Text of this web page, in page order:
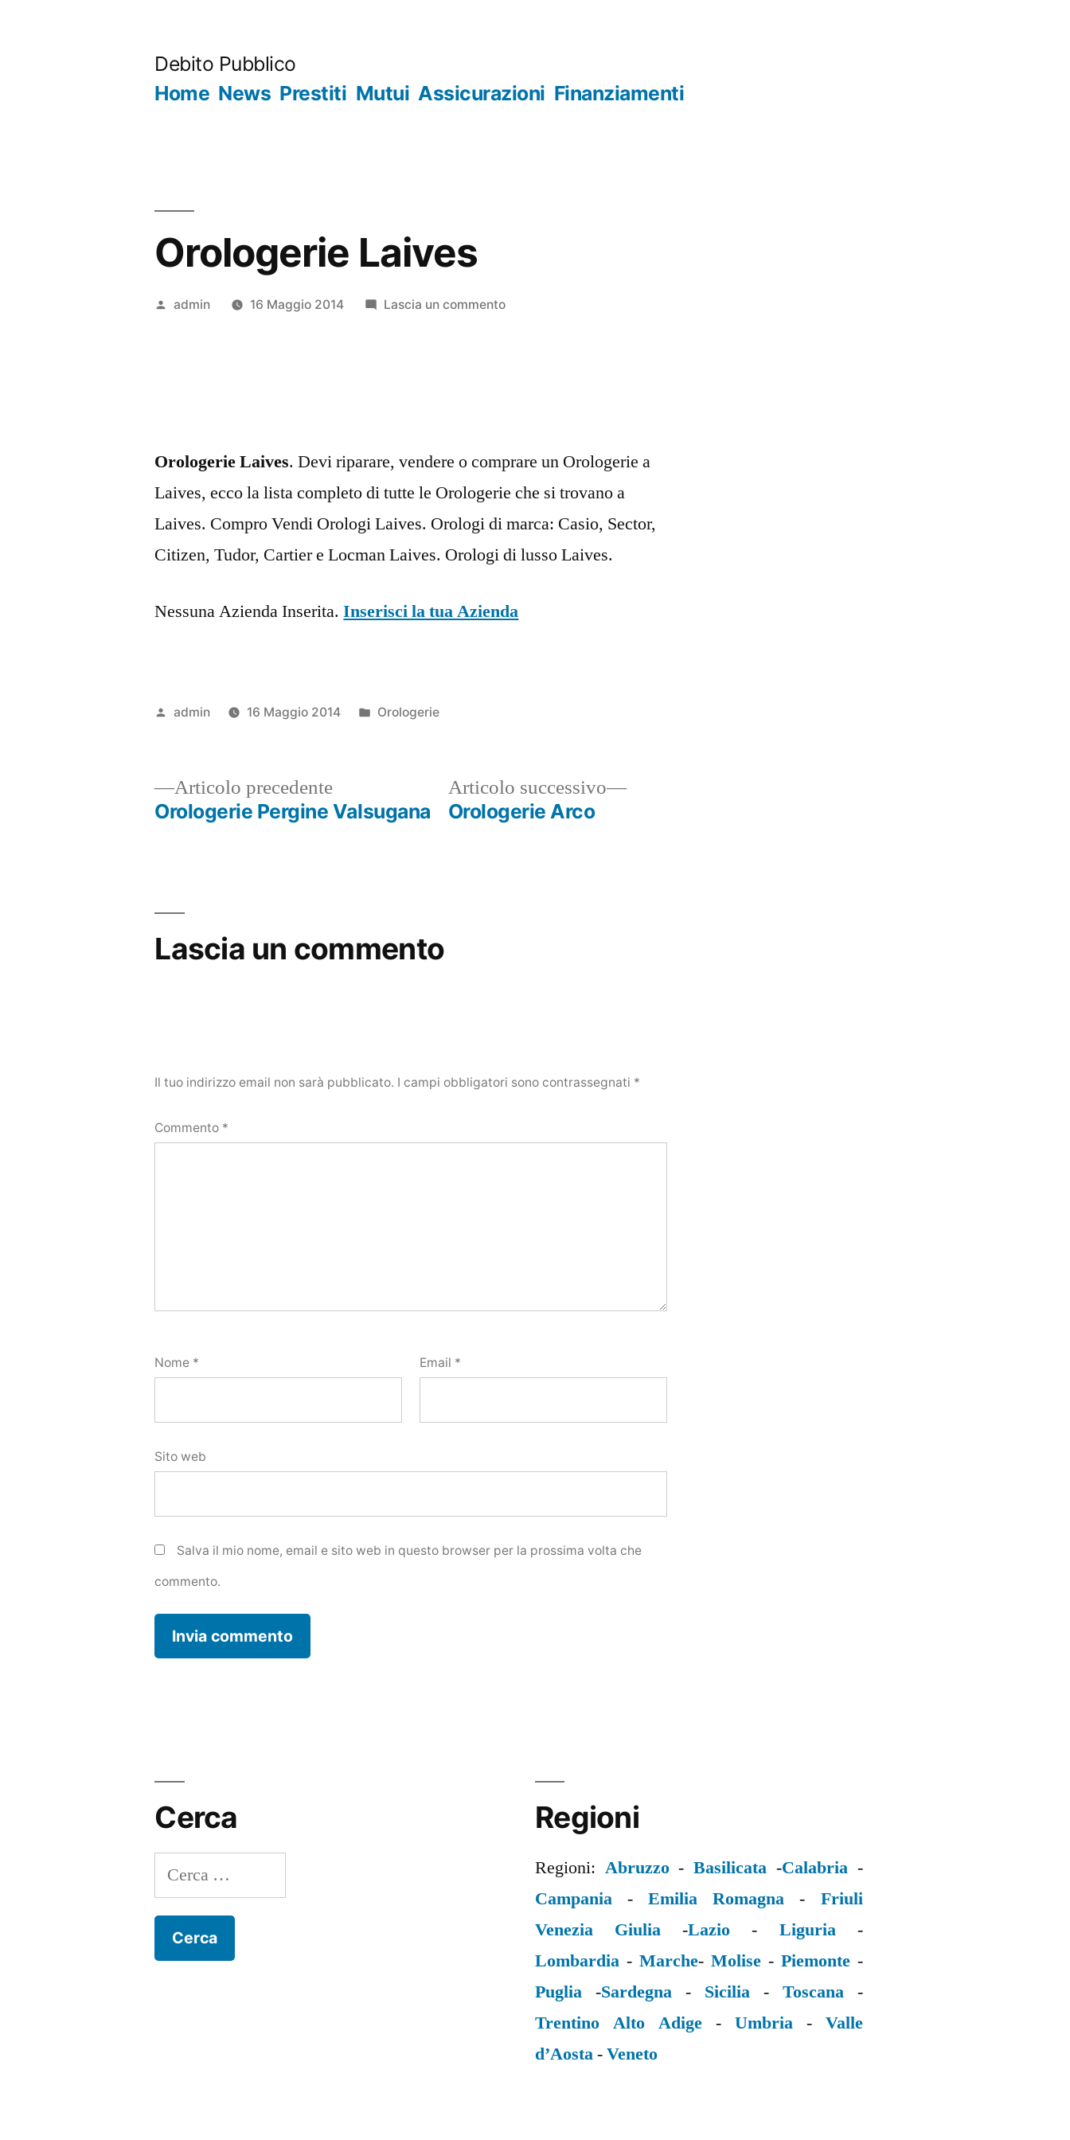
Debito Pubblico
Home News Prestiti Mutui Assicurazioni Finanziamenti
Orologerie Laives
Pubblicato
admin 16 Maggio 2014 Lascia un commentosu
Orologerie Laives. Devi riparare, vendere o comprare un Orologerie a
Laives, ecco la lista completo di tutte le Orologerie che si trovano a
Laives. Compro Vendi Orologi Laives. Orologi di marca: Casio, Sector,
Citizen, Tudor, Cartier e Locman Laives. Orologi di lusso Laives.
Nessuna Azienda Inserita. Inserisci la tua Azienda
Pubblicato
admin 16 Maggio 2014
Pubblicato
Orologerie
Navigazione
Articolo precedenteArticolo
precedente:
Orologerie Pergine Valsugana
Articolo successivo
Articolo
Orologerie Arco
Lascia un commento
Il tuo indirizzo email non sarà pubblicato. I campi obbligatori sono contrassegnati *
Commento *
Nome * Email *
Sito web
Salva il mio nome, email e sito web in questo browser per la prossima volta che
commento.
Cerca
Ricerca
per:
Regioni
Regioni: Abruzzo-Basilicata -Calabria-
Campania -Emilia Romagna - Friuli
Venezia Giulia -Lazio - Liguria-
Lombardia - Marche- Molise- Piemonte-
Puglia -Sardegna- Sicilia- Toscana-
Trentino Alto Adige- Umbria- Valle
d’Aosta-Veneto